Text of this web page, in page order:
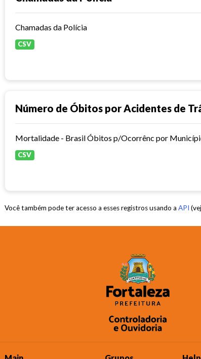
Chamadas da Polícia
CSV
Número de Óbitos por Acidentes de
CSV
Você também pode ter acesso a esses registros usando a API